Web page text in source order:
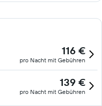
116 €
pro Nacht mit Gebühren
139 €
pro Nacht mit Gebühren